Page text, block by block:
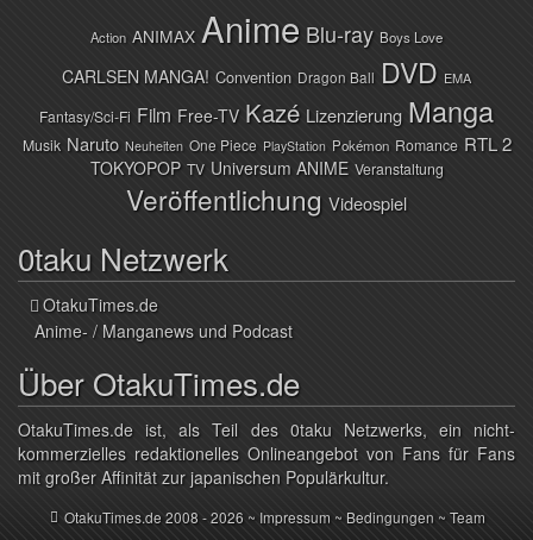
Action ANIMAX Anime Blu-ray Boys Love
CARLSEN MANGA! Convention Dragon Ball DVD EMA
Fantasy/Sci-Fi Film Free-TV Kazé Lizenzierung Manga
Musik Naruto Neuheiten One Piece PlayStation Pokémon Romance RTL 2
TOKYOPOP TV Universum ANIME Veranstaltung
Veröffentlichung Videospiel
0taku Netzwerk
OtakuTimes.de
Anime- / Manganews und Podcast
Über OtakuTimes.de
OtakuTimes.de ist, als Teil des 0taku Netzwerks, ein nicht-
kommerzielles redaktionelles Onlineangebot von Fans für Fans
mit großer Affinität zur japanischen Populärkultur.
OtakuTimes.de2008 - 2026 ~ Impressum ~ Bedingungen ~Team